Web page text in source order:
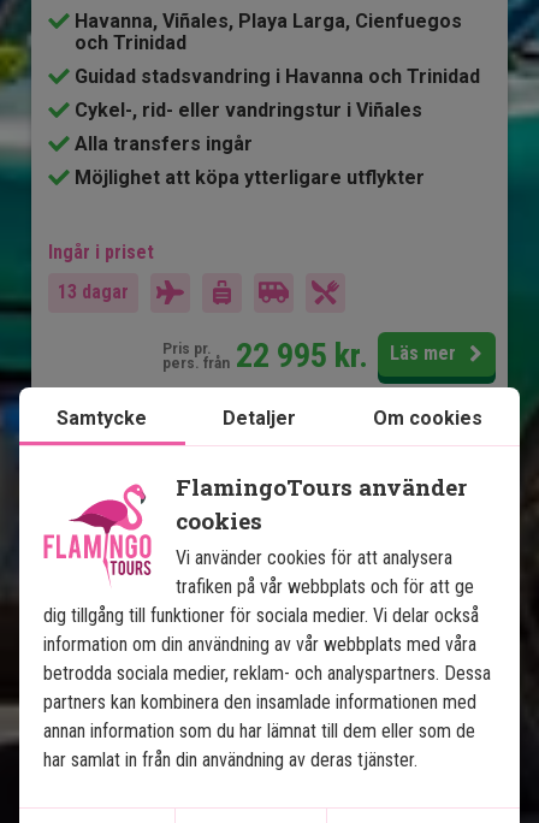
Havanna, Viñales, Playa Larga, Cienfuegos
och Trinidad
Guidad stadsvandring i Havanna och Trinidad
Cykel-, rid- eller vandringstur i Viñales
Alla transfers ingår
Möjlighet att köpa ytterligare utflykter
Ingår i priset
13 dagar
Pris pr.
pers. från 22 995 kr. Läs mer
Bäst på Kuba med badsemester i
Varadero
10 nättes rundresa på Kuba
Samtycke Detaljer Om cookies
FlamingoTours använder
cookies
Vi använder cookies för att analysera
trafiken på vår webbplats och för att ge
dig tillgång till funktioner för sociala medier. Vi delar också
information om din användning av vår webbplats med våra
betrodda sociala medier, reklam- och analyspartners. Dessa
partners kan kombinera den insamlade informationen med
annan information som du har lämnat till dem eller som de
har samlat in från din användning av deras tjänster.